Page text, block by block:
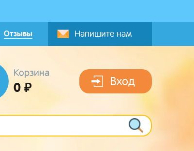
Отзывы Напишите нам
Корзина
0 ₽ Вход